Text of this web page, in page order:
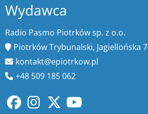
Wydawca
Radio Pasmo Piotrków sp. z o.o.
Piotrków Trybunalski, Jagiellońska 7
kontakt@epiotrkow.pl
+48 509 185 062